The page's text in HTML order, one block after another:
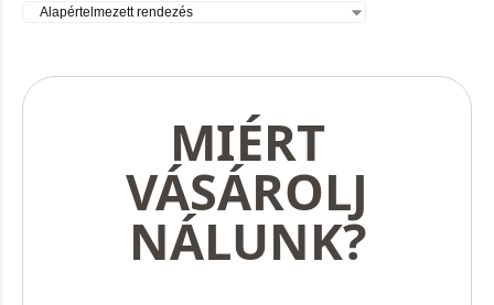
MIÉRT
VÁSÁROLJ
NÁLUNK?